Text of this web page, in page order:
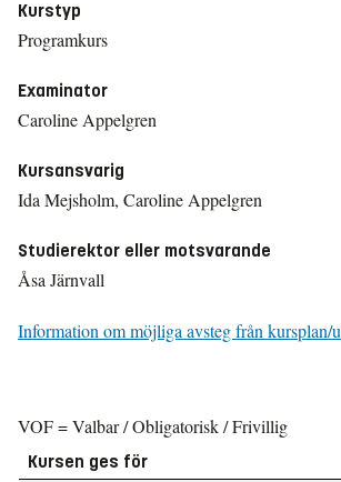
Kurstyp
Programkurs
Examinator
Caroline Appelgren
Kursansvarig
Ida Mejsholm, Caroline Appelgren
Studierektor eller motsvarande
Åsa Järnvall
Information om möjliga avsteg från kursplan/
VOF = Valbar / Obligatorisk / Frivillig
Kursen ges för